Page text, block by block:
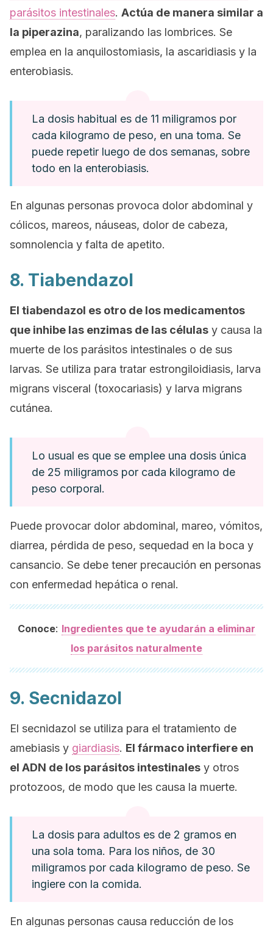
parásitos intestinales. Actúa de manera similar a
la piperazina, paralizando las lombrices. Se
emplea en la anquilostomiasis, la ascaridiasis y la
enterobiasis.
La dosis habitual es de 11 miligramos por
cada kilogramo de peso, en una toma. Se
puede repetir luego de dos semanas, sobre
todo en la enterobiasis.
En algunas personas provoca dolor abdominal y
cólicos, mareos, náuseas, dolor de cabeza,
somnolencia y falta de apetito.
8. Tiabendazol
El tiabendazol es otro de los medicamentos
que inhibe las enzimas de las células y causa la
muerte de los parásitos intestinales o de sus
larvas. Se utiliza para tratar estrongiloidiasis, larva
migrans visceral (toxocariasis) y larva migrans
cutánea.
Lo usual es que se emplee una dosis única
de 25 miligramos por cada kilogramo de
peso corporal.
Puede provocar dolor abdominal, mareo, vómitos,
diarrea, pérdida de peso, sequedad en la boca y
cansancio. Se debe tener precaución en personas
con enfermedad hepática o renal.
Conoce: Ingredientes que te ayudarán a eliminar
los parásitos naturalmente
9. Secnidazol
El secnidazol se utiliza para el tratamiento de
amebiasis y giardiasis. El fármaco interfiere en
el ADN de los parásitos intestinales y otros
protozoos, de modo que les causa la muerte.
La dosis para adultos es de 2 gramos en
una sola toma. Para los niños, de 30
miligramos por cada kilogramo de peso. Se
ingiere con la comida.
En algunas personas causa reducción de los